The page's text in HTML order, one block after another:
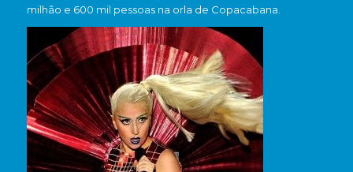
milhão e 600 mil pessoas na orla de Copacabana.